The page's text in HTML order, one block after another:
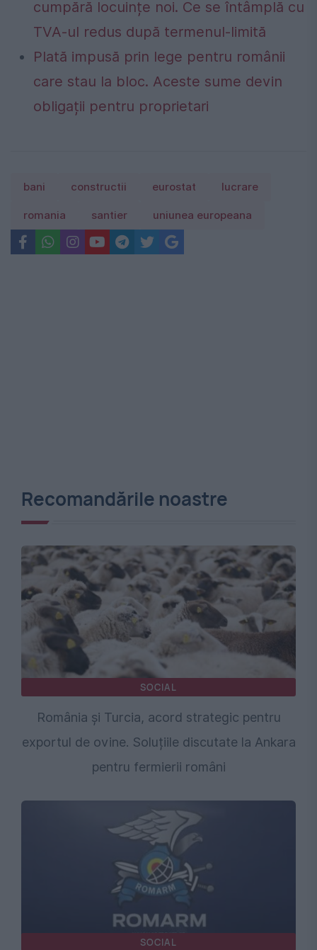
cumpără locuințe noi. Ce se întâmplă cu
TVA-ul redus după termenul-limită
Plată impusă prin lege pentru românii
care stau la bloc. Aceste sume devin
obligații pentru proprietari
bani constructii eurostat lucrare
romania santier uniunea europeana
Recomandările noastre
SOCIAL
România și Turcia, acord strategic pentru
exportul de ovine. Soluțiile discutate la Ankara
pentru fermierii români
SOCIAL